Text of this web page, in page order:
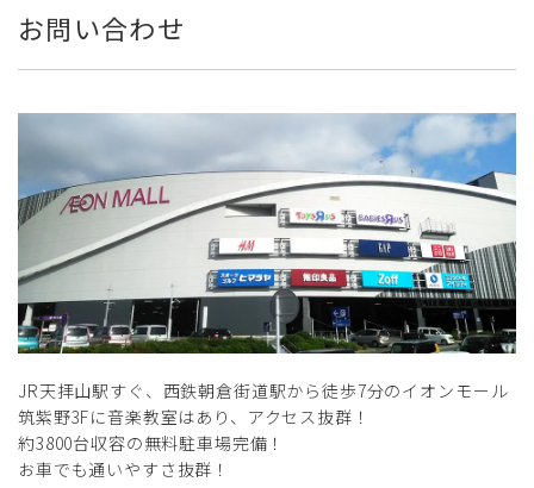
お問い合わせ
JR天拝山駅すぐ、西鉄朝倉街道駅から徒歩7分のイオンモール
筑紫野3Fに音楽教室はあり、アクセス抜群！
約3800台収容の無料駐車場完備！
お車でも通いやすさ抜群！